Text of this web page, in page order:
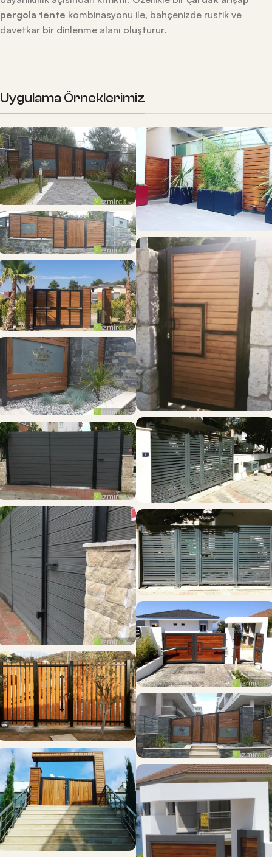
pergola tente kombinasyonu ile, bahçenizde rustik ve
davetkar bir dinlenme alanı oluşturur.
Uygulama Örneklerimiz